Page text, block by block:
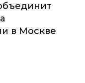
в Москве